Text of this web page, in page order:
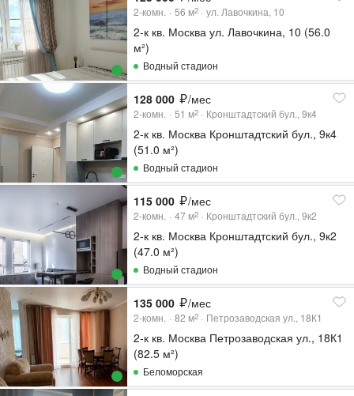
2-комн. 56 м2 ул. Лавочкина, 10
2-к кв. Москва ул. Лавочкина, 10 (56.0
м²)
Водный стадион
128 000 /мес
2-комн. 51 м2 Кронштадтский бул., 9к4
2-к кв. Москва Кронштадтский бул., 9к4
(51.0 м²)
Водный стадион
115 000 /мес
2-комн. 47 м2 Кронштадтский бул., 9к2
2-к кв. Москва Кронштадтский бул., 9к2
(47.0 м²)
Водный стадион
135 000 /мес
2-комн. 82 м2 Петрозаводская ул., 18К1
2-к кв. Москва Петрозаводская ул., 18К1
(82.5 м²)
Беломорская